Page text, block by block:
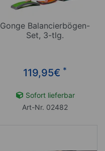
Gonge Balancierbögen-
Set, 3-tlg.
119,95€ *
Sofort lieferbar
Art-Nr. 02482